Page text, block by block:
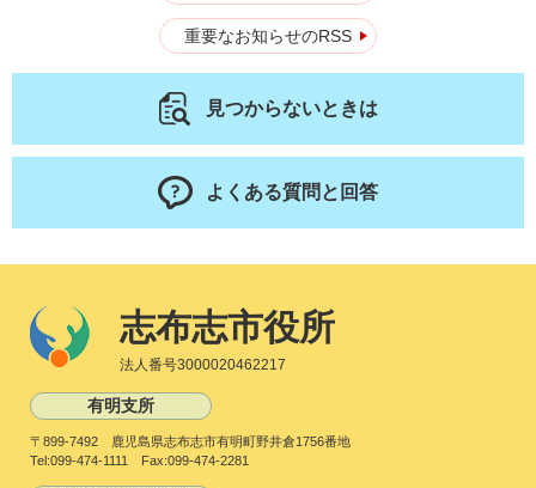
重要なお知らせのRSS
見つからないときは
よくある質問と回答
志布志市役所
法人番号3000020462217
有明支所
〒899-7492 鹿児島県志布志市有明町野井倉1756番地
Tel:099-474-1111 Fax:099-474-2281